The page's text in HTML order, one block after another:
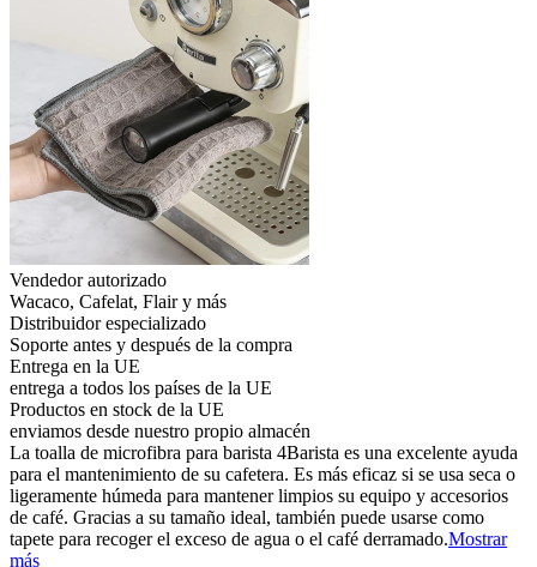
Vendedor autorizado
Wacaco, Cafelat, Flair y más
Distribuidor especializado
Soporte antes y después de la compra
Entrega en la UE
entrega a todos los países de la UE
Productos en stock de la UE
enviamos desde nuestro propio almacén
La toalla de microfibra para barista 4Barista es una excelente ayuda
para el mantenimiento de su cafetera. Es más eficaz si se usa seca o
ligeramente húmeda para mantener limpios su equipo y accesorios
de café. Gracias a su tamaño ideal, también puede usarse como
tapete para recoger el exceso de agua o el café derramado.Mostrar
más